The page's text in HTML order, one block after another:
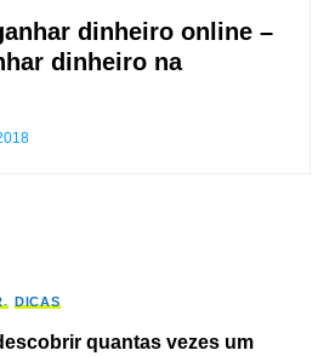
dinheiro online –
dinheiro na
DICAS
quantas vezes um